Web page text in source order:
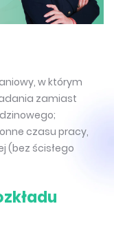
w którym
zamiast
czasu pracy,
(bez ścisłego